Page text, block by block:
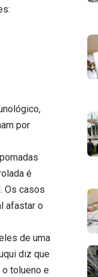
por
é
Os casos
afastar o
de uma
diz que
tolueno e